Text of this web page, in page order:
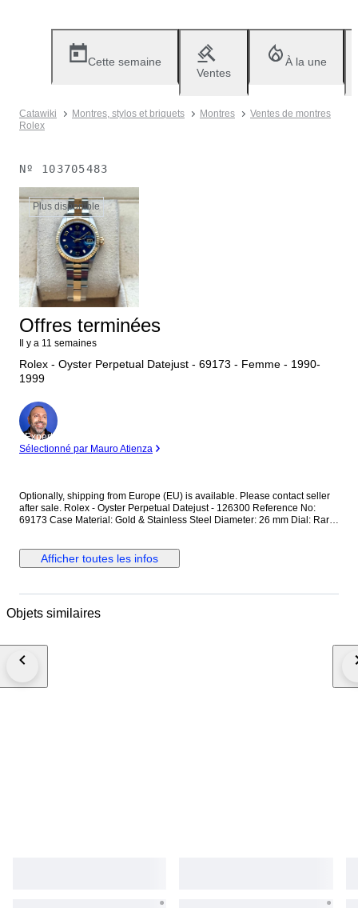
Cette semaine
Ventes
À la une
Catawiki Montres, stylos et briquets Montres
Ventes de montres
Rolex
Nº 103705483
Plus disponible
Offres terminées
Il y a 11 semaines
Rolex - Oyster Perpetual Datejust - 69173 - Femme - 1990-
1999
Expert
Sélectionné par Mauro Atienza
Optionally, shipping from Europe (EU) is available. Please contact seller
after sale. Rolex - Oyster Perpetual Datejust - 126300 Reference No:
69173 Case Material: Gold & Stainless Steel Diameter: 26 mm Dial: Rare
Fits up to 15-15.5 cm wrist approximately Clasp: Hidden Deployment
Case Back: Solid Condition: Worn & Very good condition Movement:
Paper (The box that appears in the photos is my shooting platform.) **I will
finds you as soon as possible (takes usually 3-5 days *we don't guarantee
Afficher toutes les infos
Objets similaires